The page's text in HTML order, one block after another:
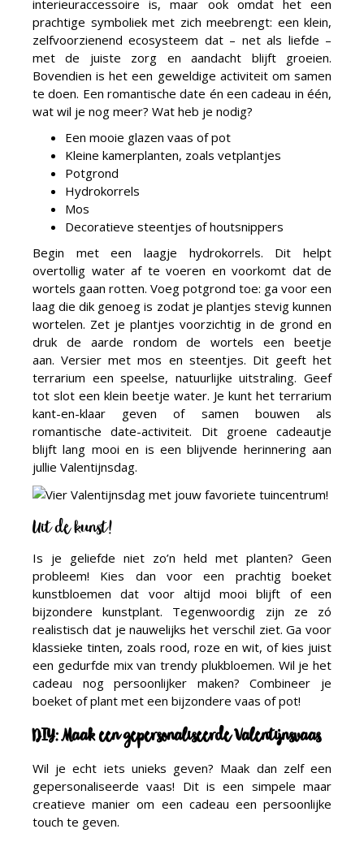
interieuraccessoire is, maar ook omdat het een
prachtige symboliek met zich meebrengt: een klein,
zelfvoorzienend ecosysteem dat – net als liefde –
met de juiste zorg en aandacht blijft groeien.
Bovendien is het een geweldige activiteit om samen
te doen. Een romantische date én een cadeau in één,
wat wil je nog meer? Wat heb je nodig?
Een mooie glazen vaas of pot
Kleine kamerplanten, zoals vetplantjes
Potgrond
Hydrokorrels
Mos
Decoratieve steentjes of houtsnippers
Begin met een laagje hydrokorrels. Dit helpt
overtollig water af te voeren en voorkomt dat de
wortels gaan rotten. Voeg potgrond toe: ga voor een
laag die dik genoeg is zodat je plantjes stevig kunnen
wortelen. Zet je plantjes voorzichtig in de grond en
druk de aarde rondom de wortels een beetje
aan. Versier met mos en steentjes. Dit geeft het
terrarium een speelse, natuurlijke uitstraling. Geef
tot slot een klein beetje water. Je kunt het terrarium
kant-en-klaar geven of samen bouwen als
romantische date-activiteit. Dit groene cadeautje
blijft lang mooi en is een blijvende herinnering aan
jullie Valentijnsdag.
Uit de kunst!
Is je geliefde niet zo’n held met planten? Geen
probleem! Kies dan voor een prachtig boeket
kunstbloemen dat voor altijd mooi blijft of een
bijzondere kunstplant. Tegenwoordig zijn ze zó
realistisch dat je nauwelijks het verschil ziet. Ga voor
klassieke tinten, zoals rood, roze en wit, of kies juist
een gedurfde mix van trendy plukbloemen. Wil je het
cadeau nog persoonlijker maken? Combineer je
boeket of plant met een bijzondere vaas of pot!
DIY: Maak een gepersonaliseerde Valentijnsvaas
Wil je echt iets unieks geven? Maak dan zelf een
gepersonaliseerde vaas! Dit is een simpele maar
creatieve manier om een cadeau een persoonlijke
touch te geven.